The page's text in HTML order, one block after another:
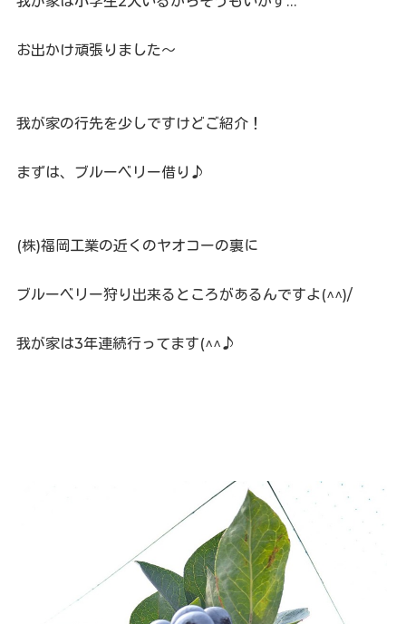
お出かけ頑張りました～
我が家の行先を少しですけどご紹介！
まずは、ブルーベリー借り♪
(株)福岡工業の近くのヤオコーの裏に
ブルーベリー狩り出来るところがあるんですよ(^^)/
我が家は3年連続行ってます(^^♪